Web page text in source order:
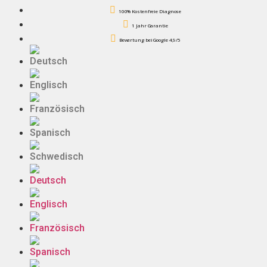
100% Kostenfreie Diagnose
1 Jahr Garantie
Bewertung bei Google 4,9/5